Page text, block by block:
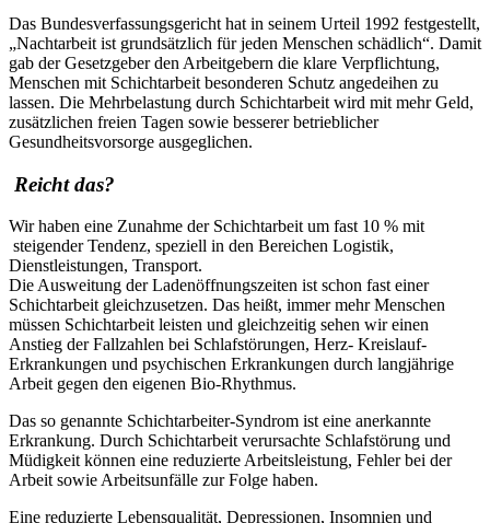
Das Bundesverfassungsgericht hat in seinem Urteil 1992 festgestellt,
„Nachtarbeit ist grundsätzlich für jeden Menschen schädlich“. Damit
gab der Gesetzgeber den Arbeitgebern die klare Verpflichtung,
Menschen mit Schichtarbeit besonderen Schutz angedeihen zu
lassen. Die Mehrbelastung durch Schichtarbeit wird mit mehr Geld,
zusätzlichen freien Tagen sowie besserer betrieblicher
Gesundheitsvorsorge ausgeglichen.
Reicht das?
Wir haben eine Zunahme der Schichtarbeit um fast 10 % mit
steigender Tendenz, speziell in den Bereichen Logistik,
Dienstleistungen, Transport.
Die Ausweitung der Ladenöffnungszeiten ist schon fast einer
Schichtarbeit gleichzusetzen. Das heißt, immer mehr Menschen
müssen Schichtarbeit leisten und gleichzeitig sehen wir einen
Anstieg der Fallzahlen bei Schlafstörungen, Herz- Kreislauf-
Erkrankungen und psychischen Erkrankungen durch langjährige
Arbeit gegen den eigenen Bio-Rhythmus.
Das so genannte Schichtarbeiter-Syndrom ist eine anerkannte
Erkrankung. Durch Schichtarbeit verursachte Schlafstörung und
Müdigkeit können eine reduzierte Arbeitsleistung, Fehler bei der
Arbeit sowie Arbeitsunfälle zur Folge haben.
Eine reduzierte Lebensqualität, Depressionen, Insomnien und